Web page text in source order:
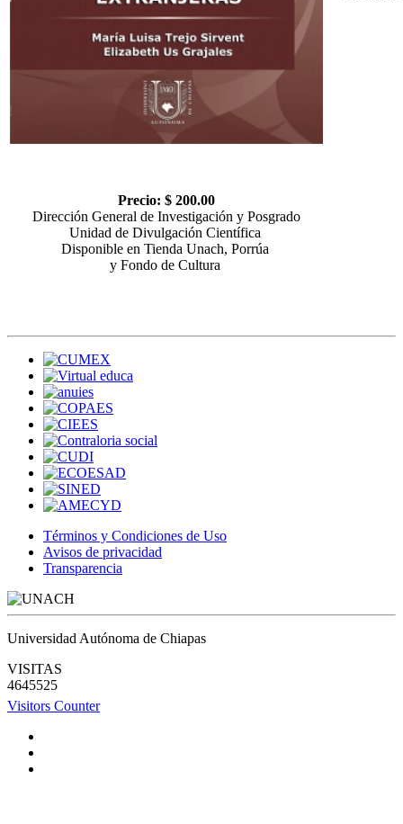
Precio: $ 200.00
Dirección General de Investigación y Posgrado
Unidad de Divulgación Científica
Disponible en Tienda Unach, Porrúa
y Fondo de Cultura
Términos y Condiciones de Uso
Avisos de privacidad
Transparencia
Universidad Autónoma de Chiapas
VISITAS
4645525
Visitors Counter